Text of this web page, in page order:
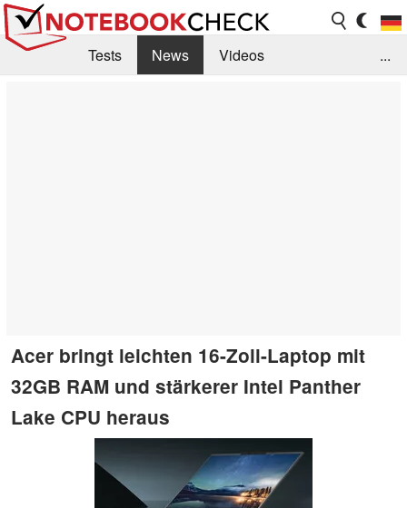
Tests News
Videos
...
Acer bringt leichten 16-Zoll-Laptop mit
32GB RAM und stärkerer Intel Panther
Lake CPU heraus